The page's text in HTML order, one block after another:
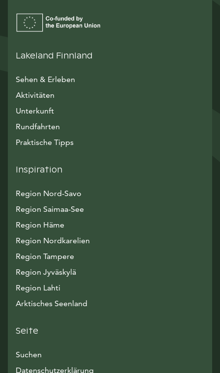
Lakeland Finnland
Sehen & Erleben
Aktivitäten
Unterkunft
Rundfahrten
Praktische Tipps
Inspiration
Region Nord-Savo
Region Saimaa-See
Region Häme
Region Nordkarelien
Region Tampere
Region Jyväskylä
Region Lahti
Arktisches Seenland
Seite
Suchen
Datenschutzerklärung